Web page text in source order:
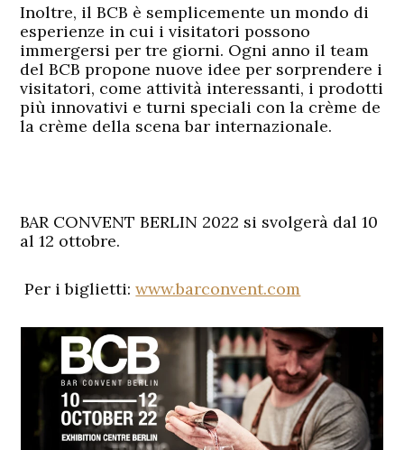
Inoltre, il BCB è semplicemente un mondo di
esperienze in cui i visitatori possono
immergersi per tre giorni. Ogni anno il team
del BCB propone nuove idee per sorprendere i
visitatori, come attività interessanti, i prodotti
più innovativi e turni speciali con la crème de
la crème della scena bar internazionale.
BAR CONVENT BERLIN 2022 si svolgerà dal 10
al 12 ottobre.
Per i biglietti:www.barconvent.com